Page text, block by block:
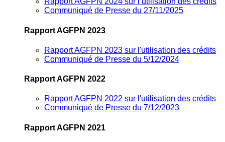
Communiqué de Presse du 27/11/2025
Rapport AGFPN 2023
Rapport AGFPN 2023 sur l'utilisation des crédits
Communiqué de Presse du 5/12/2024
Rapport AGFPN 2022
Rapport AGFPN 2022 sur l'utilisation des crédits
Communiqué de Presse du 7/12/2023
Rapport AGFPN 2021